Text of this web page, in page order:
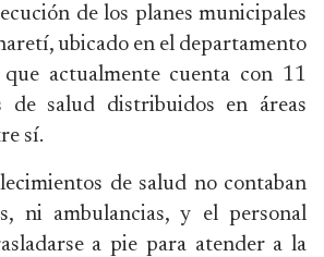
de los planes municipales
ubicado en el departamento
que actualmente cuenta con 11
de salud distribuidos en áreas
sí.
de salud no contaban
ni ambulancias, y el personal
a pie para atender a la